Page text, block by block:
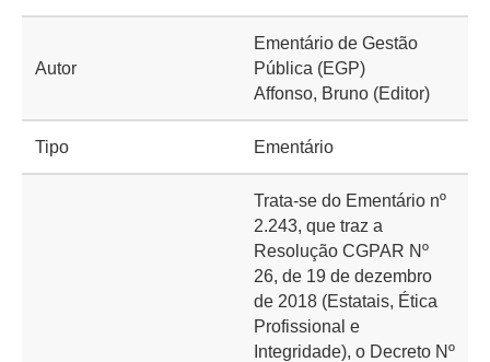
Autor
Ementário de Gestão
Pública (EGP)
Affonso, Bruno (Editor)
Tipo Ementário
Trata-se do Ementário nº
2.243, que traz a
Resolução CGPAR Nº
26, de 19 de dezembro
de 2018 (Estatais, Ética
Profissional e
Integridade), o Decreto Nº